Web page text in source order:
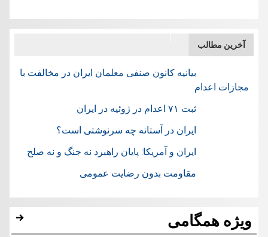
آخرین مطالب
بیانیه کانون صنفی معلمان ایران در مخالفت با
مجازات اعدام
ثبت ۷۱ اعدام در ژوئيه در ایران
ایران در آستانه چه سرنوشتی است؟
ایران و آمریکا: پایان راهبرد نه جنگ و نه صلح
مقاومت بدون رضایت عمومی
ویژه همگامی